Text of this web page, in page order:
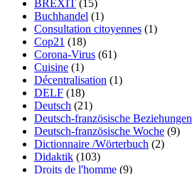
BREXIT (15)
Buchhandel (1)
Consultation citoyennes (1)
Cop21 (18)
Corona-Virus (61)
Cuisine (1)
Décentralisation (1)
DELF (18)
Deutsch (21)
Deutsch-französische Beziehungen
Deutsch-französische Woche (9)
Dictionnaire /Wörterbuch (2)
Didaktik (103)
Droits de l'homme (9)